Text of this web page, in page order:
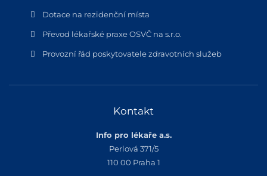
Dotace na rezidenční místa
Převod lékařské praxe OSVČ na s.r.o.
Provozní řád poskytovatele zdravotních služeb
Kontakt
Info pro lékaře a.s.
Perlová 371/5
110 00 Praha 1